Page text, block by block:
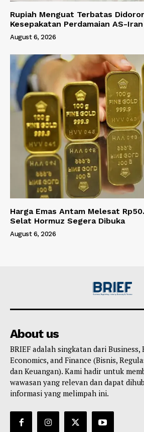
Rupiah Menguat Terbatas
Kesepakatan Perdamaian AS-Iran
August 6, 2026
Harga Emas Antam Melesat
Selat Hormuz Segera Dibuka
August 6, 2026
About us
BRIEF adalah singkatan dari
Economics, and Finance (Bisnis,
dan Keuangan). Kami hadir untuk
wawasan yang relevan dan dapat
informasi yang melimpah ini.